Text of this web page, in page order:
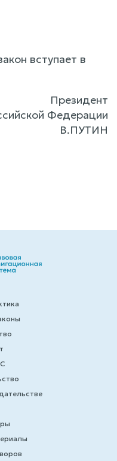
вступает в
Президент
Федерации
В.ПУТИН